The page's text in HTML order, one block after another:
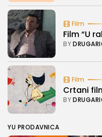
Film
Film “U
BY
Film
Crtani
BY
YU PRODAVNICA